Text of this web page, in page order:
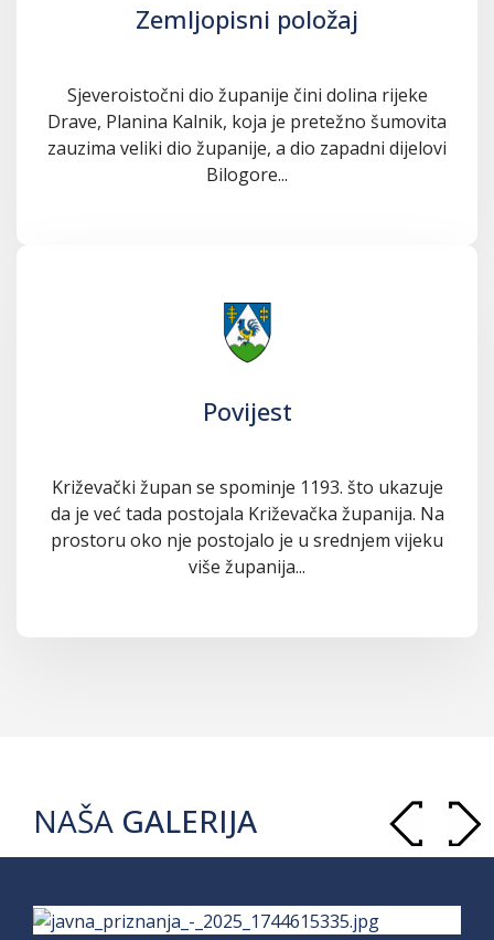
Zemljopisni položaj
Sjeveroistočni dio županije čini dolina rijeke
Drave, Planina Kalnik, koja je pretežno šumovita
zauzima veliki dio županije, a dio zapadni dijelovi
Bilogore...
Povijest
Križevački župan se spominje 1193. što ukazuje
da je već tada postojala Križevačka županija. Na
prostoru oko nje postojalo je u srednjem vijeku
više županija...
NAŠA GALERIJA